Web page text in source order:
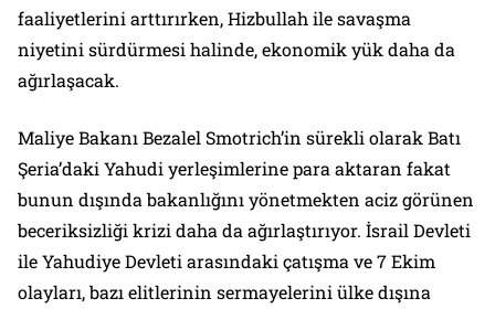
faaliyetlerini arttırırken, Hizbullah ile savaşma
niyetini sürdürmesi halinde, ekonomik yük daha da
ağırlaşacak.
Maliye Bakanı Bezalel Smotrich’in sürekli olarak Batı
Şeria’daki Yahudi yerleşimlerine para aktaran fakat
bunun dışında bakanlığını yönetmekten aciz görünen
beceriksizliği krizi daha da ağırlaştırıyor. İsrail Devleti
ile Yahudiye Devleti arasındaki çatışma ve 7 Ekim
olayları, bazı elitlerinin sermayelerini ülke dışına